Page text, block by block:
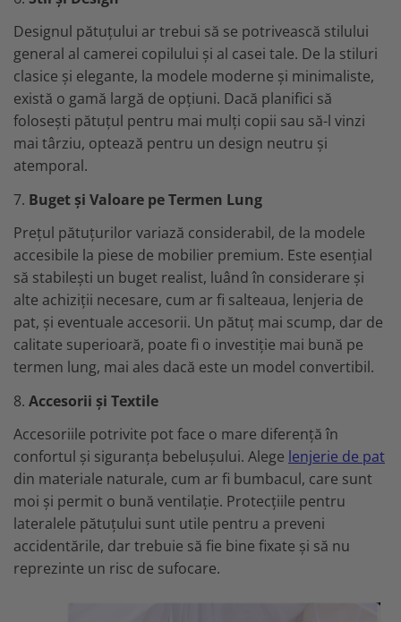
Designul pătuțului ar trebui să se potrivească stilului
general al camerei copilului și al casei tale. De la stiluri
clasice și elegante, la modele moderne și minimaliste,
există o gamă largă de opțiuni. Dacă planifici să
folosești pătuțul pentru mai mulți copii sau să-l vinzi
mai târziu, optează pentru un design neutru și
atemporal.
7. Buget și Valoare pe Termen Lung
Prețul pătuțurilor variază considerabil, de la modele
accesibile la piese de mobilier premium. Este esențial
să stabilești un buget realist, luând în considerare și
alte achiziții necesare, cum ar fi salteaua, lenjeria de
pat, și eventuale accesorii. Un pătuț mai scump, dar de
calitate superioară, poate fi o investiție mai bună pe
termen lung, mai ales dacă este un model convertibil.
8. Accesorii și Textile
Accesoriile potrivite pot face o mare diferență în
confortul și siguranța bebelușului. Alege lenjerie de pat
din materiale naturale, cum ar fi bumbacul, care sunt
moi și permit o bună ventilație. Protecțiile pentru
lateralele pătuțului sunt utile pentru a preveni
accidentările, dar trebuie să fie bine fixate și să nu
reprezinte un risc de sufocare.